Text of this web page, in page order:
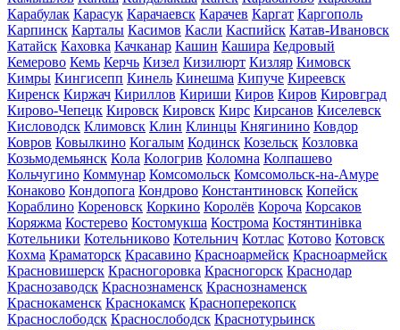
Карабулак Карасук Карачаевск Карачев Каргат Каргополь
Карпинск Карталы Касимов Касли Каспийск Катав-Ивановск
Катайск Каховка Качканар Кашин Кашира Кедровый
Кемерово Кемь Керчь Кизел Кизилюрт Кизляр Кимовск
Кимры Кингисепп Кинель Кинешма Кипуче Киреевск
Киренск Киржач Кириллов Кириши Киров Киров Кировград
Кирово-Чепецк Кировск Кировск Кирс Кирсанов Киселевск
Кисловодск Климовск Клин Клинцы Княгинино Ковдор
Ковров Ковылкино Когалым Кодинск Козельск Козловка
Козьмодемьянск Кола Кологрив Коломна Колпашево
Кольчугино Коммунар Комсомольск Комсомольск-на-Амуре
Конаково Кондопога Кондрово Константиновск Копейск
Кораблино Кореновск Коркино Королёв Короча Корсаков
Коряжма Костерево Костомукша Кострома Костянтинівка
Котельники Котельниково Котельнич Котлас Котово Котовск
Кохма Краматорск Красавино Красноармейск Красноармейск
Красновишерск Красногоровка Красногорск Краснодар
Краснозаводск Краснознаменск Краснознаменск
Краснокаменск Краснокамск Красноперекопск
Краснослободск Краснослободск Краснотурьинск